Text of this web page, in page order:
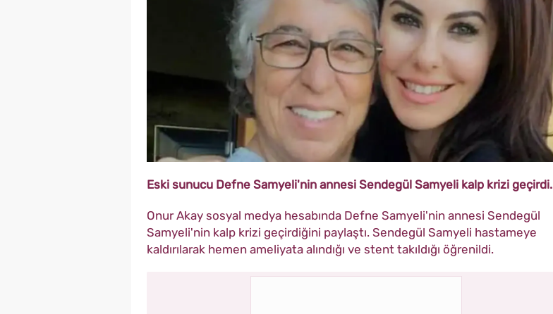
Eski sunucu Defne Samyeli'nin annesi Sendegül Samyeli kalp krizi geçirdi.
Onur Akay sosyal medya hesabında Defne Samyeli'nin annesi Sendegül
Samyeli'nin kalp krizi geçirdiğini paylaştı. Sendegül Samyeli hastameye
kaldırılarak hemen ameliyata alındığı ve stent takıldığı öğrenildi.